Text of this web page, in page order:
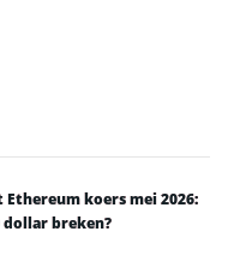
Ethereum koers mei 2026:
dollar breken?